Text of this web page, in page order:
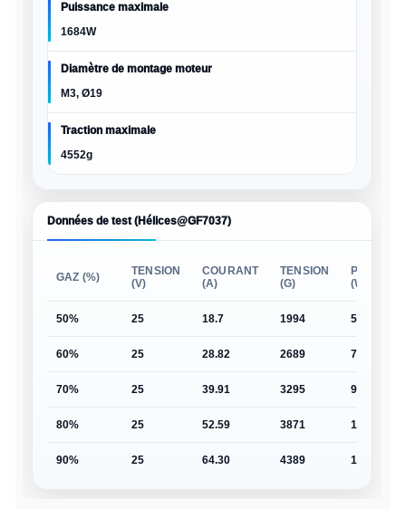
Puissance maximale
1684W
Diamètre de montage moteur
M3, Ø19
Traction maximale
4552g
Données de test (Hélices@GF7037)
GAZ (%)
TENSION
(V)
COURANT
(A)
TENSION
(G)
(W)
50% 25 18.7 1994 568
60% 25 28.82 2689 709
70% 25 39.91 3295 997
80% 25 52.59 3871 1303
90% 25 64.30 4389 1603